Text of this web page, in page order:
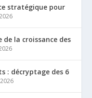
stratégique pour
de la croissance des
: décryptage des 6